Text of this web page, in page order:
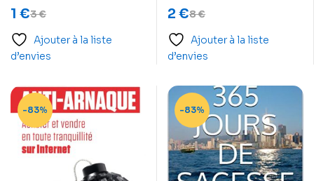
3€
1 €
Ajouter à la liste
d’envies
8€
2 €
Ajouter à la liste
d’envies
-83% -83%